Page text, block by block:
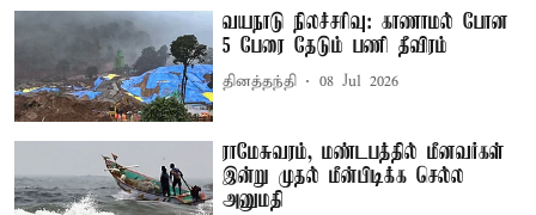
வயநாடு நிலச்சரிவு: காணாமல் போன
5 பேரை தேடும் பணி தீவிரம்
தினத்தந்தி 08 Jul 2026
ராமேசுவரம், மண்டபத்தில் மீனவர்கள்
இன்று முதல் மீன்பிடிக்க செல்ல
அனுமதி